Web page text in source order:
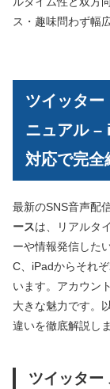
ス・趣味問わず幅
ツイッター
ニュアル –
対応で完全
最新のSNS音声配
ースは、リアルタ
ーや情報発信した
C、iPadからそれ
います。アカウン
大きな魅力です。
違いを徹底解説しま
ツイッター